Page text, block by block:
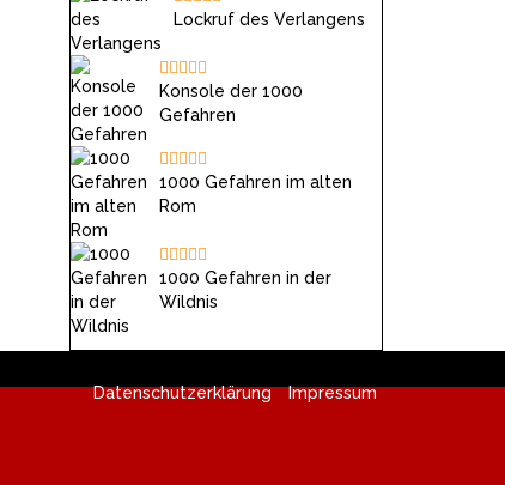
Lockruf des Verlangens
Konsole der 1000
Gefahren
1000 Gefahren im alten
Rom
1000 Gefahren in der
Wildnis
Datenschutzerklärung Impressum